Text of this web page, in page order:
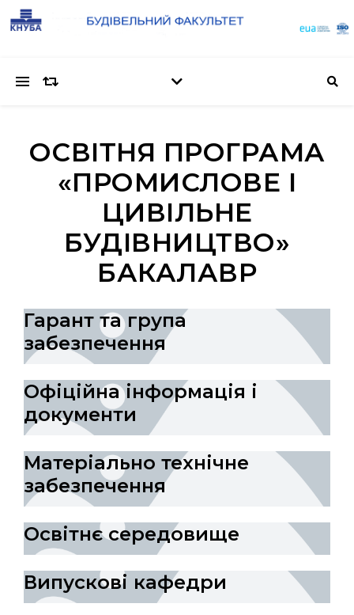
ОСВІТНЯ ПРОГРАМА
«ПРОМИСЛОВЕ І
ЦИВІЛЬНЕ
БУДІВНИЦТВО»
БАКАЛАВР
Гарант та група
забезпечення
Офіційна інформація і
документи
Матеріально технічне
забезпечення
Освітнє середовище
Випускові кафедри